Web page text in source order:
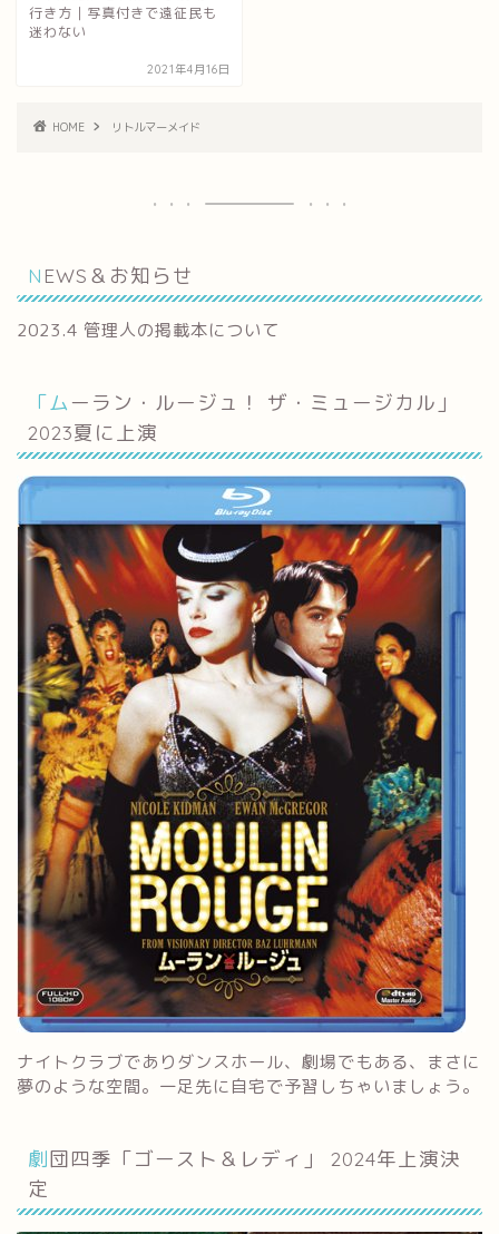
行き方｜写真付きで遠征民も
迷わない
2021年4月16日
HOME リトルマーメイド
NEWS＆お知らせ
2023.4 管理人の掲載本について
「ムーラン・ルージュ！ ザ・ミュージカル」
2023夏に上演
ナイトクラブでありダンスホール、劇場でもある、まさに
夢のような空間。一足先に自宅で予習しちゃいましょう。
劇団四季「ゴースト＆レディ」 2024年上演決
定